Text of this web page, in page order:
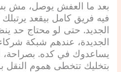
بعد ما العفش يوصل، مش بس
فيه فريق كامل بيقعد
الجديد. حتى لو محتاج حد
الجديدة، عندهم شبكة
يساعدوك في كده. بصراحة،
بتخليك تتخطى هموم النقل